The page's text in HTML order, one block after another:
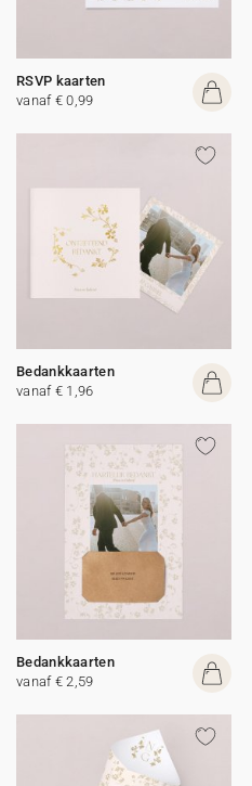
RSVP kaarten
vanaf € 0,99
Bedankkaarten
vanaf € 1,96
Bedankkaarten
vanaf € 2,59